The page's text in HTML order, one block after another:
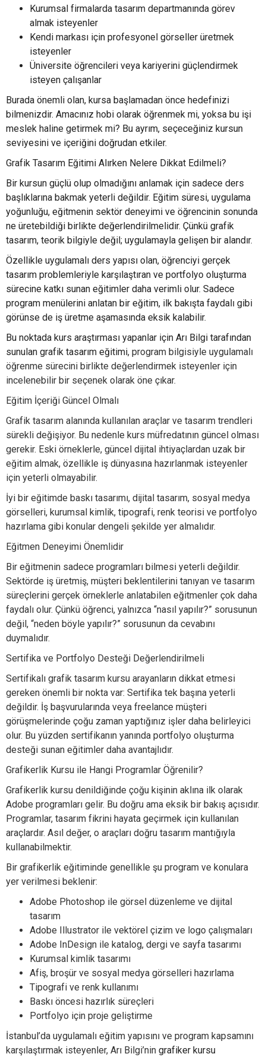
Kurumsal firmalarda tasarım departmanında görev
almak isteyenler
Kendi markası için profesyonel görseller üretmek
isteyenler
Üniversite öğrencileri veya kariyerini güçlendirmek
isteyen çalışanlar
Burada önemli olan, kursa başlamadan önce hedefinizi
bilmenizdir. Amacınız hobi olarak öğrenmek mi, yoksa bu işi
meslek haline getirmek mi? Bu ayrım, seçeceğiniz kursun
seviyesini ve içeriğini doğrudan etkiler.
Grafik Tasarım Eğitimi Alırken Nelere Dikkat Edilmeli?
Bir kursun güçlü olup olmadığını anlamak için sadece ders
başlıklarına bakmak yeterli değildir. Eğitim süresi, uygulama
yoğunluğu, eğitmenin sektör deneyimi ve öğrencinin sonunda
ne üretebildiği birlikte değerlendirilmelidir. Çünkü grafik
tasarım, teorik bilgiyle değil; uygulamayla gelişen bir alandır.
Özellikle uygulamalı ders yapısı olan, öğrenciyi gerçek
tasarım problemleriyle karşılaştıran ve portfolyo oluşturma
sürecine katkı sunan eğitimler daha verimli olur. Sadece
program menülerini anlatan bir eğitim, ilk bakışta faydalı gibi
görünse de iş üretme aşamasında eksik kalabilir.
Bu noktada kurs araştırması yapanlar için Arı Bilgi tarafından
sunulan grafik tasarım eğitimi, program bilgisiyle uygulamalı
öğrenme sürecini birlikte değerlendirmek isteyenler için
incelenebilir bir seçenek olarak öne çıkar.
Eğitim İçeriği Güncel Olmalı
Grafik tasarım alanında kullanılan araçlar ve tasarım trendleri
sürekli değişiyor. Bu nedenle kurs müfredatının güncel olması
gerekir. Eski örneklerle, güncel dijital ihtiyaçlardan uzak bir
eğitim almak, özellikle iş dünyasına hazırlanmak isteyenler
için yeterli olmayabilir.
İyi bir eğitimde baskı tasarımı, dijital tasarım, sosyal medya
görselleri, kurumsal kimlik, tipografi, renk teorisi ve portfolyo
hazırlama gibi konular dengeli şekilde yer almalıdır.
Eğitmen Deneyimi Önemlidir
Bir eğitmenin sadece programları bilmesi yeterli değildir.
Sektörde iş üretmiş, müşteri beklentilerini tanıyan ve tasarım
süreçlerini gerçek örneklerle anlatabilen eğitmenler çok daha
faydalı olur. Çünkü öğrenci, yalnızca “nasıl yapılır?” sorusunun
değil, “neden böyle yapılır?” sorusunun da cevabını
duymalıdır.
Sertifika ve Portfolyo Desteği Değerlendirilmeli
Sertifikalı grafik tasarım kursu arayanların dikkat etmesi
gereken önemli bir nokta var: Sertifika tek başına yeterli
değildir. İş başvurularında veya freelance müşteri
görüşmelerinde çoğu zaman yaptığınız işler daha belirleyici
olur. Bu yüzden sertifikanın yanında portfolyo oluşturma
desteği sunan eğitimler daha avantajlıdır.
Grafikerlik Kursu ile Hangi Programlar Öğrenilir?
Grafikerlik kursu denildiğinde çoğu kişinin aklına ilk olarak
Adobe programları gelir. Bu doğru ama eksik bir bakış açısıdır.
Programlar, tasarım fikrini hayata geçirmek için kullanılan
araçlardır. Asıl değer, o araçları doğru tasarım mantığıyla
kullanabilmektir.
Bir grafikerlik eğitiminde genellikle şu program ve konulara
yer verilmesi beklenir:
Adobe Photoshop ile görsel düzenleme ve dijital
tasarım
Adobe Illustrator ile vektörel çizim ve logo çalışmaları
Adobe InDesign ile katalog, dergi ve sayfa tasarımı
Kurumsal kimlik tasarımı
Afiş, broşür ve sosyal medya görselleri hazırlama
Tipografi ve renk kullanımı
Baskı öncesi hazırlık süreçleri
Portfolyo için proje geliştirme
İstanbul’da uygulamalı eğitim yapısını ve program kapsamını
karşılaştırmak isteyenler, Arı Bilgi’nin grafiker kursu